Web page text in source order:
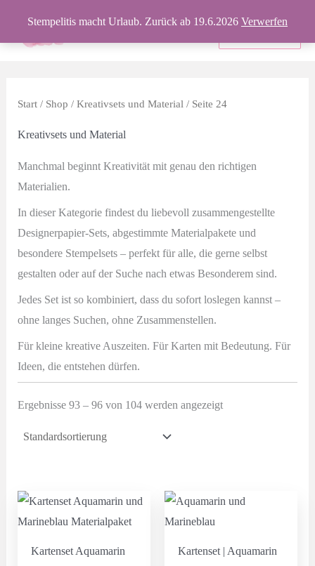
Stempelitis macht Urlaub. Zurück ab 19.6.2026 Verwerfen
springen
Produkte
Start/ Shop / Kreativsets und Material / Seite 24
Kreativsets und Material
Manchmal beginnt Kreativität mit genau den richtigen
Materialien.
In dieser Kategorie findest du liebevoll zusammengestellte
Designerpapier-Sets, abgestimmte Materialpakete und
besondere Stempelsets – perfekt für alle, die gerne selbst
gestalten oder auf der Suche nach etwas Besonderem sind.
Jedes Set ist so kombiniert, dass du sofort loslegen kannst –
ohne langes Suchen, ohne Zusammenstellen.
Für kleine kreative Auszeiten. Für Karten mit Bedeutung. Für
Ideen, die entstehen dürfen.
Ergebnisse 93 – 96 von 104 werden angezeigt
Kartenset Aquamarin
Kartenset | Aquamarin